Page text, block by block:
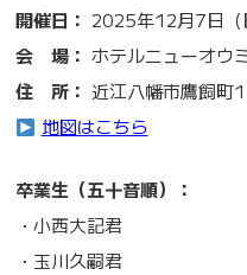
開催日： 2025年12月7日
会 場： ホテルニューオウ
住 所： 近江八幡市鷹飼町
地図はこちら
卒業生（五十音順）：
・小西大記君
・玉川久嗣君